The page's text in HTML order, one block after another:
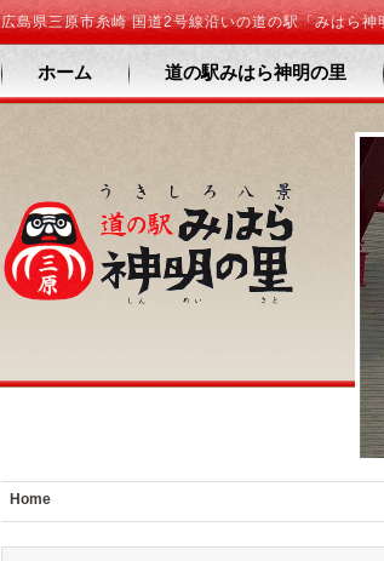
広島県三原市糸崎 国道2号線沿いの道の駅「みはら
ホーム 道の駅みはら神明の里
Home